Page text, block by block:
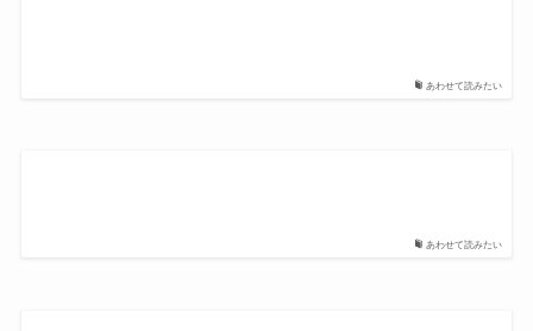
あわせて読みたい
あわせて読みたい